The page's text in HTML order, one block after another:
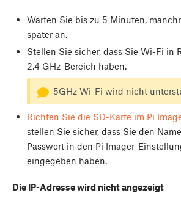
Warten Sie bis zu 5 Minuten,
später an.
Stellen Sie sicher, dass Sie Wi-Fi in
2,4 GHz-Bereich haben.
5GHz Wi-Fi wird nicht
Richten Sie die SD-Karte im Pi
stellen Sie sicher, dass Sie den
Passwort in den Pi Imager-
eingegeben haben.
Die IP-Adresse wird nicht angezeigt